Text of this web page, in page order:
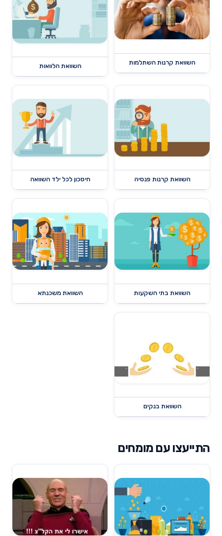
השוואת קרנות השתלמות
השוואת הלוואות
השוואת קרנות פנסיה חיסכון לכל ילד השוואה
השוואת בתי השקעות השוואת משכנתא
השוואת בנקים
התייעצו עם מומחים